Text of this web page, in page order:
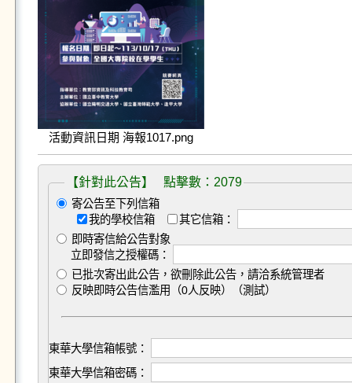
活動資訊日期 海報1017.png
【針對此公告】 點擊數：2079
寄公告至下列信箱
我的學校信箱
其它信箱：
即時寄信給公告對象
立即發信之授權碼：
已批次寄出此公告，欲刪除此公告，請洽系統管理者
反映即時公告信濫用（0人反映）（測試）
東華大學信箱帳號：
東華大學信箱密碼：